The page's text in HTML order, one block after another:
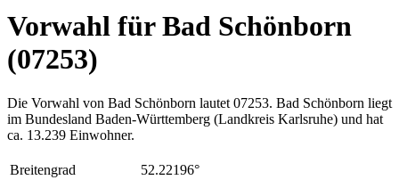
Vorwahl für Bad Schönborn
(07253)
Die Vorwahl von Bad Schönborn lautet 07253. Bad Schönborn liegt
im Bundesland Baden-Württemberg (Landkreis Karlsruhe) und hat
ca. 13.239 Einwohner.
Breitengrad
52.22196°